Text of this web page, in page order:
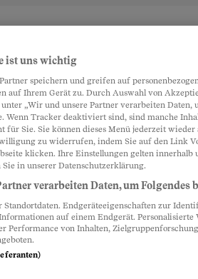
wissen,
die
ist uns wichtig
speichern und greifen auf
auf Ihrem Gerät zu. Durch Auswahl von
„Wir und unsere Partner verarbeiten Daten,
Wenn Tracker deaktiviert sind, sind manche
für Sie. Sie können dieses Menü jederzeit
zu widerrufen, indem Sie auf den Link
klicken. Ihre Einstellungen gelten innerhalb
in unserer Datenschutzerklärung.
verarbeiten Daten, um Folgendes
Standortdaten. Endgeräteeigenschaften zur
auf einem Endgerät. Personalisierte
Performance von Inhalten,